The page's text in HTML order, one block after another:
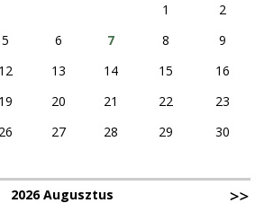
1
2
5 6 7 8
9
12 13 14 15
16
19 20 21 22
23
26 27 28 29
30
2026 Augusztus